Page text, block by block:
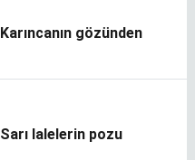
Karıncanın gözünden
Sarı lalelerin pozu